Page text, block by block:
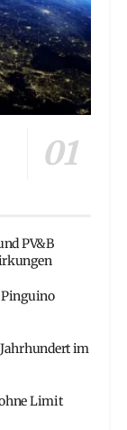
PV&B
Pinguino
im
Limit